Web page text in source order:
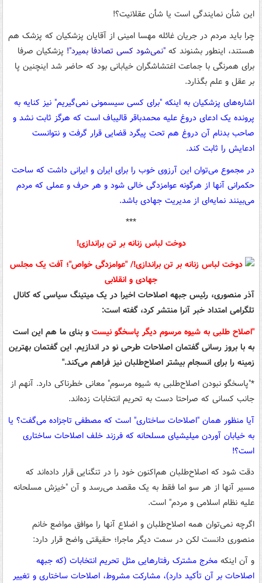
این شأن نمایندگی است یا شأن عقلانیت؟!
چرا باید مردم در جریان غائله مهسا امینی از آقایان پزشکیان که پزشک هم
هستند، اینطور بشنوند که "نمی‌شود کسی تصادفا بمیرد"! پزشکیان صرفا
برای همرنگی با جماعت اغتشاشگران خیابانی بود که حاضر شد اینچنین پا
بر عقل و علم بگذارد.
اشاره‌های پزشکیان به اینکه "برای کسی سیسمونی نمی‌گیریم" نیز کنایه به
پرونده یک ادعای دروغ علیه محمدباقر قالیباف است که هرگز ثابت نشد و
صاحب بدنام آن دروغ هم تحت پیگرد قضایی قرار گرفت و نتوانست
ادعایش را ثابت کند.
در مجموع می‌توان این آرزوی خوب را برای ایران و ایرانی داشت که ساحت
حکمرانی آنها از هرگونه عوامزدگی خالی شود و هر حرف و عملی که مردم
می‌بینند نمایه‌ای از مدیریت جهادی باشد.
***
دوخت لباس زنانه بر تن براندازی!
آذر منصوری، رئیس جبهه اصلاحات اخیرا در یک میتینگ سیاسی که کانال
تلگرامی امتداد خبر آنرا منتشر کرد، گفته است:
"اصلاح طلبی به شیوه مرسوم دیگر پاسخگو نیست و بنای ما هم این است
به با بروز رسانی گفتمان اصلاحات طرحی نو در اندازیم. این گفتمان بهترین
زمینه را برای انسجام بیشتر اصلاح‌طلبان نیز فراهم می‌کند.
"
*"پاسخگو نبودن اصلاح‌طلبی به شیوه مرسوم" معانی خطرناکی دارد. آنهم از
جانب کسانی که صراحتا دست به تحریم انتخابات زده‌اند.
آیا منظور همان "اصلاحات ساختاری" است که مصطفی تاجزاده می‌گفت؟ یا
به خیابان آوردن میلیشیای مسلحانه که فرزند خلف اصلاحات ساختاری
است؟!
دقت شود که اصلاح‌طلبان هم‌اکنون خود را در تنگنایی قرار داده‌اند که
مسیر آنها از هر سو اما فقط به یک مقصد می‌رسد و آن "خیزش مسلحانه
علیه نظام اسلامی و مردم" است.
اگرچه نمی‌توان همه اصلاح‌طلبان و اضلاع آنها را موافق مواضع خانم
منصوری دانست لکن در سمت دیگر ماجرا؛ حقیقتی واضح قرار دارد:
و آن اینکه مخرج مشترک رفتارهایی مثل تحریم انتخابات (که جبهه
اصلاحات بر آن تأکید دارد)، مشارکت مشروط، اصلاحات ساختاری و تغییر